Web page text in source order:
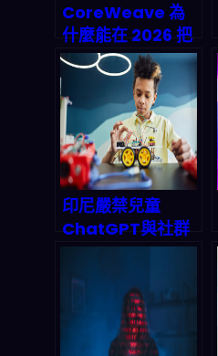
CoreWeave 為
什麼能在 2026 把
「按需 GPU 基礎
設施」玩到更快：
從資金、邊緣推理
到雲端成本重估
印尼嚴禁兒童
ChatGPT與社群
媒體，馬來西亞卻
狂砸25億美元建
Blackwell超級AI
叢集：東南亞AI雙
面刃的2027衝擊